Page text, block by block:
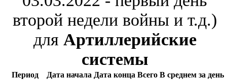
второй недели войны и т.д.)
для Артиллерийские
системы
Период Дата начала Дата конца Всего В среднем за день